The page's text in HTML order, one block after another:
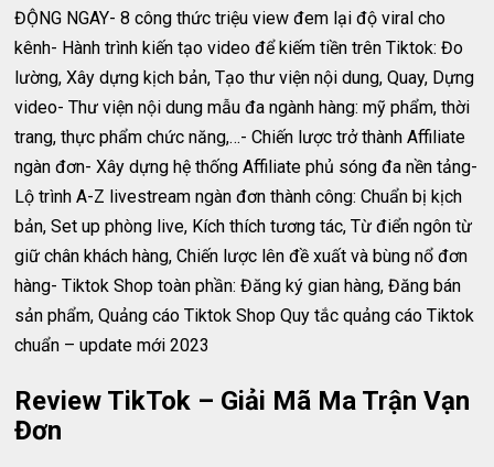
ĐỘNG NGAY- 8 công thức triệu view đem lại độ viral cho
kênh- Hành trình kiến tạo video để kiếm tiền trên Tiktok: Đo
lường, Xây dựng kịch bản, Tạo thư viện nội dung, Quay, Dựng
video- Thư viện nội dung mẫu đa ngành hàng: mỹ phẩm, thời
trang, thực phẩm chức năng,…- Chiến lược trở thành Affiliate
ngàn đơn- Xây dựng hệ thống Affiliate phủ sóng đa nền tảng-
Lộ trình A-Z livestream ngàn đơn thành công: Chuẩn bị kịch
bản, Set up phòng live, Kích thích tương tác, Từ điển ngôn từ
giữ chân khách hàng, Chiến lược lên đề xuất và bùng nổ đơn
hàng- Tiktok Shop toàn phần: Đăng ký gian hàng, Đăng bán
sản phẩm, Quảng cáo Tiktok Shop Quy tắc quảng cáo Tiktok
chuẩn – update mới 2023
Review TikTok – Giải Mã Ma Trận Vạn
Đơn